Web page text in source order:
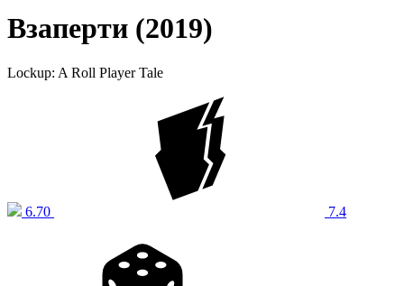
Взаперти (2019)
Lockup: A Roll Player Tale
6.70 7.4